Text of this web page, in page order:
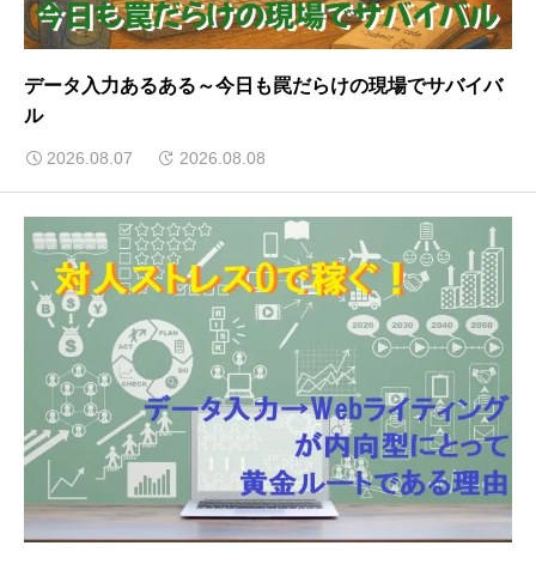
データ入力あるある～今日も罠だらけの現場でサバイバ
ル
2026.08.07 2026.08.08